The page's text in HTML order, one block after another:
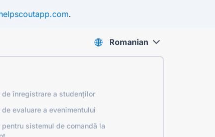
.
de înregistrare a studenților
de evaluare a evenimentului
pentru sistemul de comandă la
Romanian